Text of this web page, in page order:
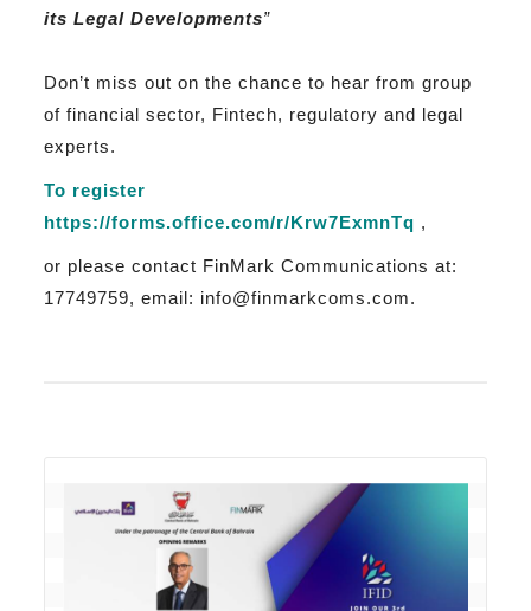
its Legal Developments”
Don’t miss out on the chance to hear from group
of financial sector, Fintech, regulatory and legal
experts.
To register
https://forms.office.com/r/Krw7ExmnTq ,
or please contact FinMark Communications at:
17749759, email: info@finmarkcoms.com.